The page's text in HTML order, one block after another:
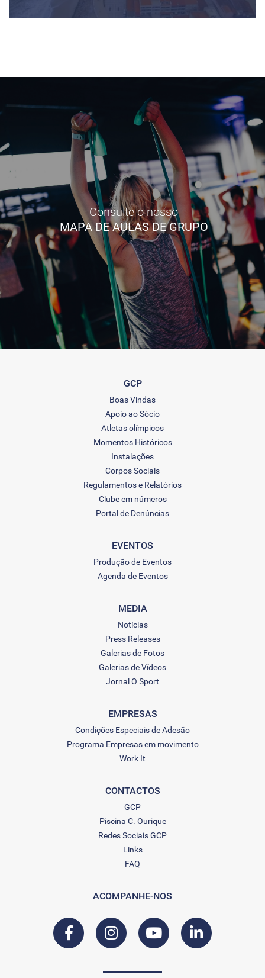
Consulte o nosso
MAPA DE AULAS DE GRUPO
GCP
Boas Vindas
Apoio ao Sócio
Atletas olímpicos
Momentos Históricos
Instalações
Corpos Sociais
Regulamentos e Relatórios
Clube em números
Portal de Denúncias
EVENTOS
Produção de Eventos
Agenda de Eventos
MEDIA
Notícias
Press Releases
Galerias de Fotos
Galerias de Vídeos
Jornal O Sport
EMPRESAS
Condições Especiais de Adesão
Programa Empresas em movimento
Work It
CONTACTOS
GCP
Piscina C. Ourique
Redes Sociais GCP
Links
FAQ
ACOMPANHE-NOS